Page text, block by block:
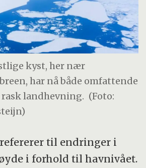
kyst, her nær
har nå både omfattende
landhevning. (Foto:
til endringer i
i forhold til havnivået.